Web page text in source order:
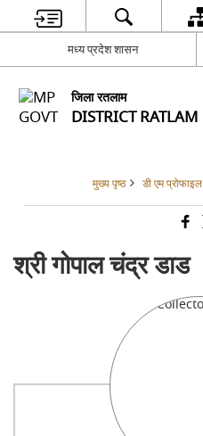
मध्य प्रदेश शासन
जिला रतलाम
DISTRICT RATLAM
मुख्य पृष्ठ डी एम प्रोफाइल
श्री गोपाल चंद्र डाड